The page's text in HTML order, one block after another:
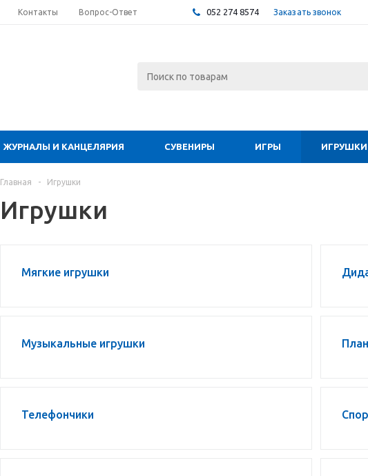
Контакты Вопрос-Ответ 052 274 8574 Заказать звонок
ЖУРНАЛЫ И КАНЦЕЛЯРИЯ СУВЕНИРЫ ИГРЫ ИГРУШКИ
Главная - Игрушки
Игрушки
Мягкие игрушки
Музыкальные игрушки
Телефончики